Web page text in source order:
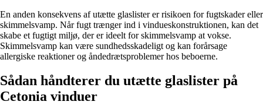
En anden konsekvens af utætte glaslister er risikoen for fugtskader eller
skimmelsvamp. Når fugt trænger ind i vindueskonstruktionen, kan det
skabe et fugtigt miljø, der er ideelt for skimmelsvamp at vokse.
Skimmelsvamp kan være sundhedsskadeligt og kan forårsage
allergiske reaktioner og åndedrætsproblemer hos beboerne.
Sådan håndterer du utætte glaslister på
Cetonia vinduer